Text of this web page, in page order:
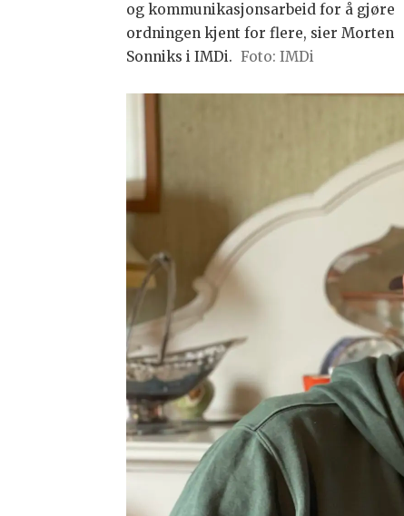
og kommunikasjonsarbeid for å gjøre
ordningen kjent for flere, sier Morten
Sonniks i IMDi. Foto: IMDi